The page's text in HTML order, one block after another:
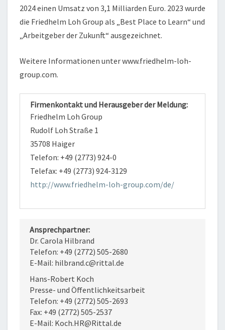
2024 einen Umsatz von 3,1 Milliarden Euro. 2023 wurde
die Friedhelm Loh Group als „Best Place to Learn“ und
„Arbeitgeber der Zukunft“ ausgezeichnet.
Weitere Informationen unter www.friedhelm-loh-
group.com.
Firmenkontakt und Herausgeber der Meldung:
Friedhelm Loh Group
Rudolf Loh Straße 1
35708 Haiger
Telefon: +49 (2773) 924-0
Telefax: +49 (2773) 924-3129
http://www.friedhelm-loh-group.com/de/
Ansprechpartner:
Dr. Carola Hilbrand
Telefon: +49 (2772) 505-2680
E-Mail: hilbrand.c@rittal.de
Hans-Robert Koch
Presse- und Öffentlichkeitsarbeit
Telefon: +49 (2772) 505-2693
Fax: +49 (2772) 505-2537
E-Mail: Koch.HR@Rittal.de